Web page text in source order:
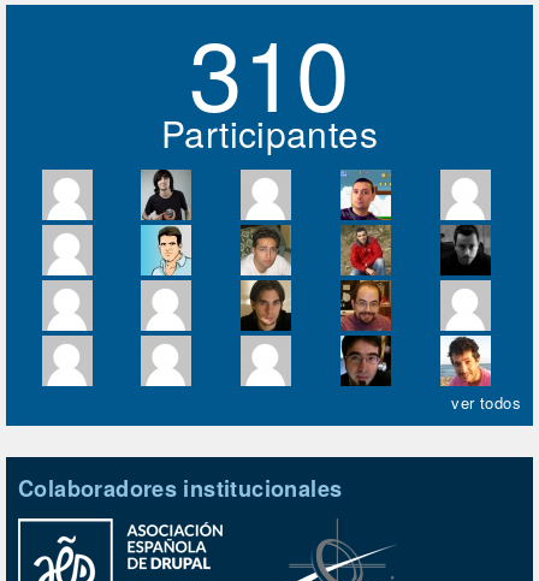
310
Participantes
ver todos
Colaboradores institucionales